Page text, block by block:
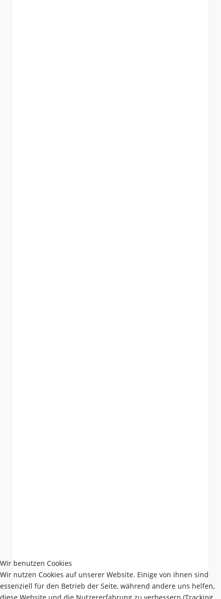
Wir benutzen Cookies
Wir nutzen Cookies auf unserer Website. Einige von ihnen sind
essenziell für den Betrieb der Seite, während andere uns helfen,
diese Website und die Nutzererfahrung zu verbessern (Tracking